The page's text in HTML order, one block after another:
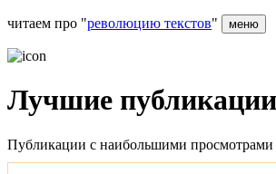
читаем про "революцию текстов" меню
Лучшие публикации
Публикации с наибольшими